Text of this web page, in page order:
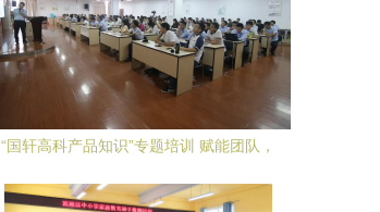
“国轩高科产品知识”专题培训 赋能团队，